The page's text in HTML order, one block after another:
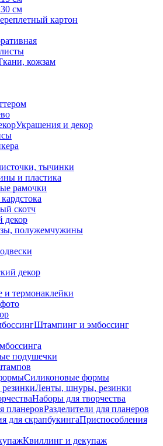
см
картон
кожзам
Украшения и декор
тычинки
и пластика
рамочки
скотч
декор
полужемчужины
декор
и термонаклейки
Штампинг и эмбоссинг
подушечки
Силиконовые формы
Ленты, шнуры, резинки
Наборы для творчества
Разделители для планеров
Приспособления
Квиллинг и декупаж